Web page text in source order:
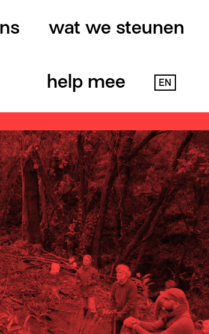
wat we steunen
help mee EN